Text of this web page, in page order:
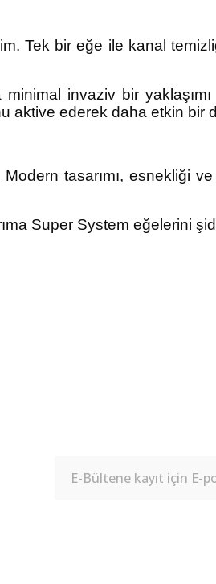
Tek bir eğe ile kanal
minimal invaziv bir
aktive ederek daha etkin bir
tasarımı, esnekliği
Super System eğelerini